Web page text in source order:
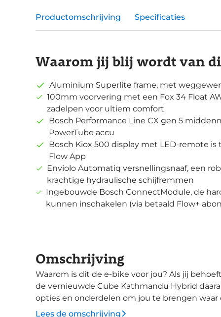
Productomschrijving Specificaties
Waarom jij blij wordt van
Aluminium Superlite frame, met
100mm voorvering met een Fox 34 Float
zadelpen voor ultiem comfort
Bosch Performance Line CX gen 5
PowerTube accu
Bosch Kiox 500 display met LED-remote
Flow App
Enviolo Automatiq versnellingsnaaf, een
krachtige hydraulische schijfremmen
Ingebouwde Bosch ConnectModule, de
kunnen inschakelen (via betaald Flow+
Omschrijving
Waarom is dit de e-bike voor jou? Als jij behoefte hebt om wereld te ontdekken, dan voldoet
de vernieuwde Cube Kathmandu Hybrid
opties en onderdelen om jou te brengen waar
comfortabele Efficient Comfort-geometrie is
Lees de omschrijving